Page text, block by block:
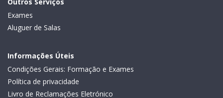
Exames
Aluguer de Salas
Informações Úteis
Condições Gerais: Formação e Exames
Política de privacidade
Livro de Reclamações Eletrónico